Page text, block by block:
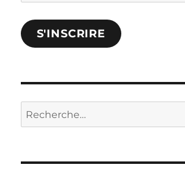
courriel
et
S'INSCRIRE
Rechercher :